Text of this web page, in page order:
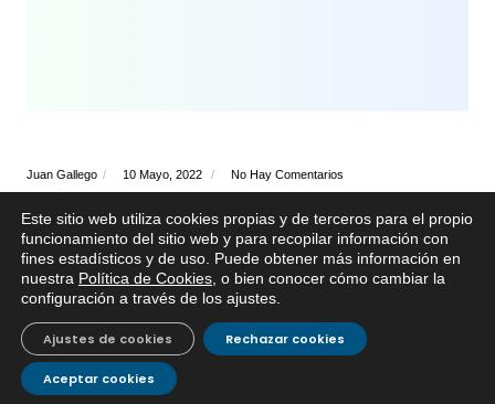
Juan Gallego 10 Mayo, 2022 No Hay Comentarios
Análisis de control del agua de la red de
Córdoba – Abril 2022
Este sitio web utiliza cookies propias y de terceros para el propio
funcionamiento del sitio web y para recopilar información con
fines estadísticos y de uso. Puede obtener más información en
nuestra Política de Cookies , o bien conocer cómo cambiar la
configuración a través de los ajustes
Aceptar cookies
Rechazar cookies
Ajustes de cookies